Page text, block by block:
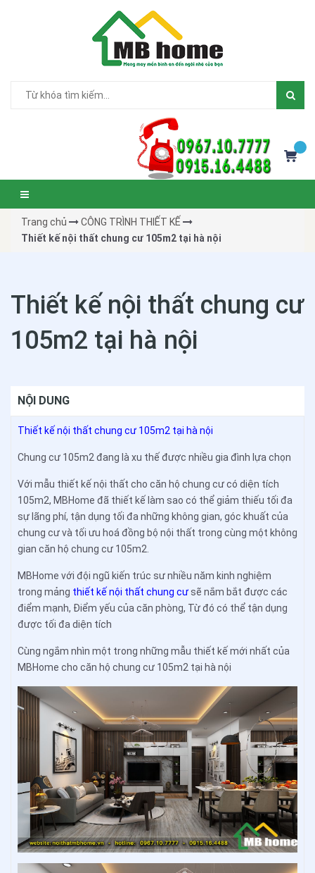
Trang chủ
CÔNG TRÌNH THIẾT KẾ
Thiết kế nội thất chung cư 105m2 tại hà nội
Thiết kế nội thất chung cư
105m2 tại hà nội
NỘI DUNG
Thiết kế nội thất chung cư 105m2 tại hà nội
Chung cư 105m2 đang là xu thế được nhiều gia đình lựa chọn
Với mẫu thiết kế nội thất cho căn hộ chung cư có diện tích
105m2, MBHome đã thiết kế làm sao có thể giảm thiếu tối đa
sự lãng phí, tận dụng tối đa những không gian, góc khuất của
chung cư và tối ưu hoá đồng bộ nội thất trong cùng một không
gian căn hộ chung cư 105m2.
MBHome với đội ngũ kiến trúc sư nhiều năm kinh nghiệm
trong mảng thiết kế nội thất chung cưsẽ nắm bắt được các
điểm mạnh, Điểm yếu của căn phòng, Từ đó có thể tận dụng
được tối đa diện tích
Cùng ngắm nhìn một trong những mẫu thiết kế mới nhất của
MBHome cho căn hộ chung cư 105m2 tại hà nội